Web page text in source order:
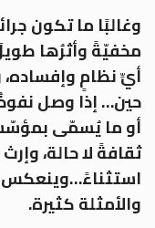
وغالبًا ما تكون
مخفيّةً وأثرُها
أيِّ نظامٍ وإفساده،
حين… إذا وصل
أو ما يُسمّى
ثقافةً لا حالة،
استثناءً…وينعكس
والأمثلة كثيرة.